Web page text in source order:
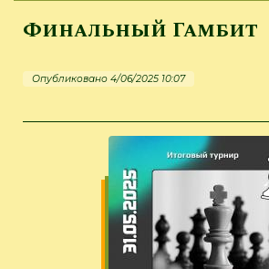
Финальный Гамбит
Опубликовано 4/06/2025 10:07